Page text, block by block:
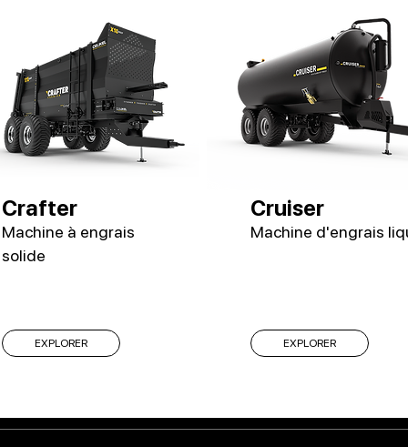
Crafter
Machine à engrais
solide
EXPLORER
Cruiser
Machine d'engrais
EXPLORER